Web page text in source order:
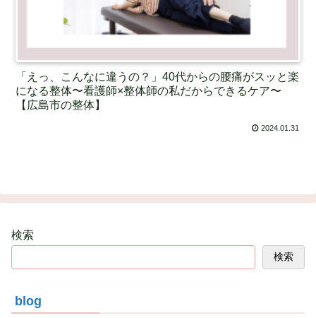
「えっ、こんなに違うの？」40代からの腰痛がスッと楽
になる整体〜看護師×整体師の私だからできるケア〜
【広島市の整体】
2024.01.31
検索
検索
blog